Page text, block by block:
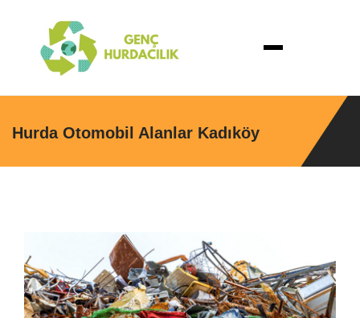
Hurda Otomobil Alanlar Kadıköy